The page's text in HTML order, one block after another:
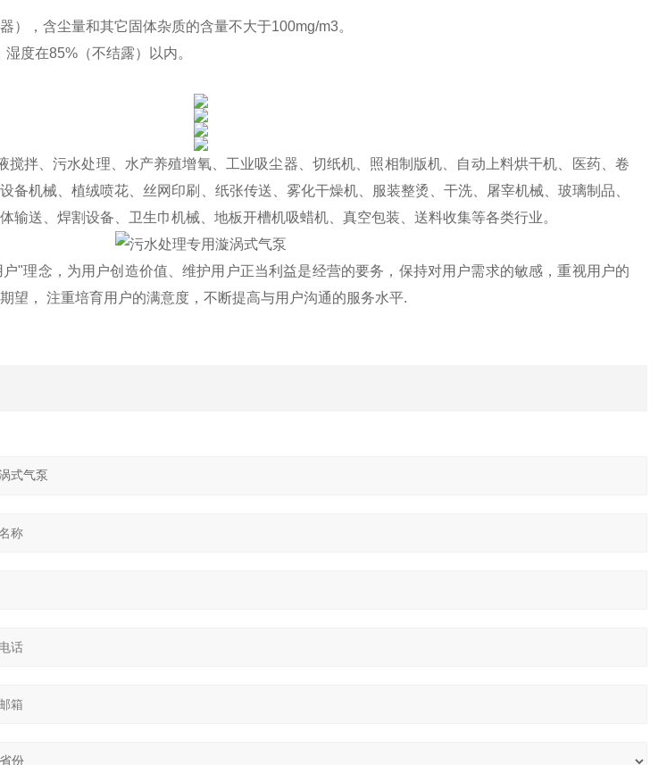
），含尘量和其它固体杂质的含量不大于100mg/m3。
度在85%（不结露）以内。
搅拌、污水处理、水产养殖增氧、工业吸尘器、切纸机、照相制版机、自动上料烘干机、医药、卷
备机械、植绒喷花、丝网印刷、纸张传送、雾化干燥机、服装整烫、干洗、屠宰机械、玻璃制品、
输送、焊割设备、卫生巾机械、地板开槽机吸蜡机、真空包装、送料收集等各类行业。
"理念，为用户创造价值、维护用户正当利益是经营的要务，保持对用户需求的敏感，重视用户的
望， 注重培育用户的满意度，不断提高与用户沟通的服务水平.